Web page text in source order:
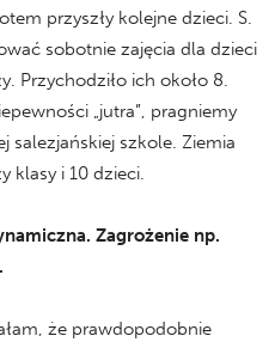
przyszły kolejne dzieci. S.
sobotnie zajęcia dla dzieci
Przychodziło ich około 8.
„jutra”, pragniemy
salezjańskiej szkole. Ziemia
klasy i 10 dzieci.
Zagrożenie np.
że prawdopodobnie